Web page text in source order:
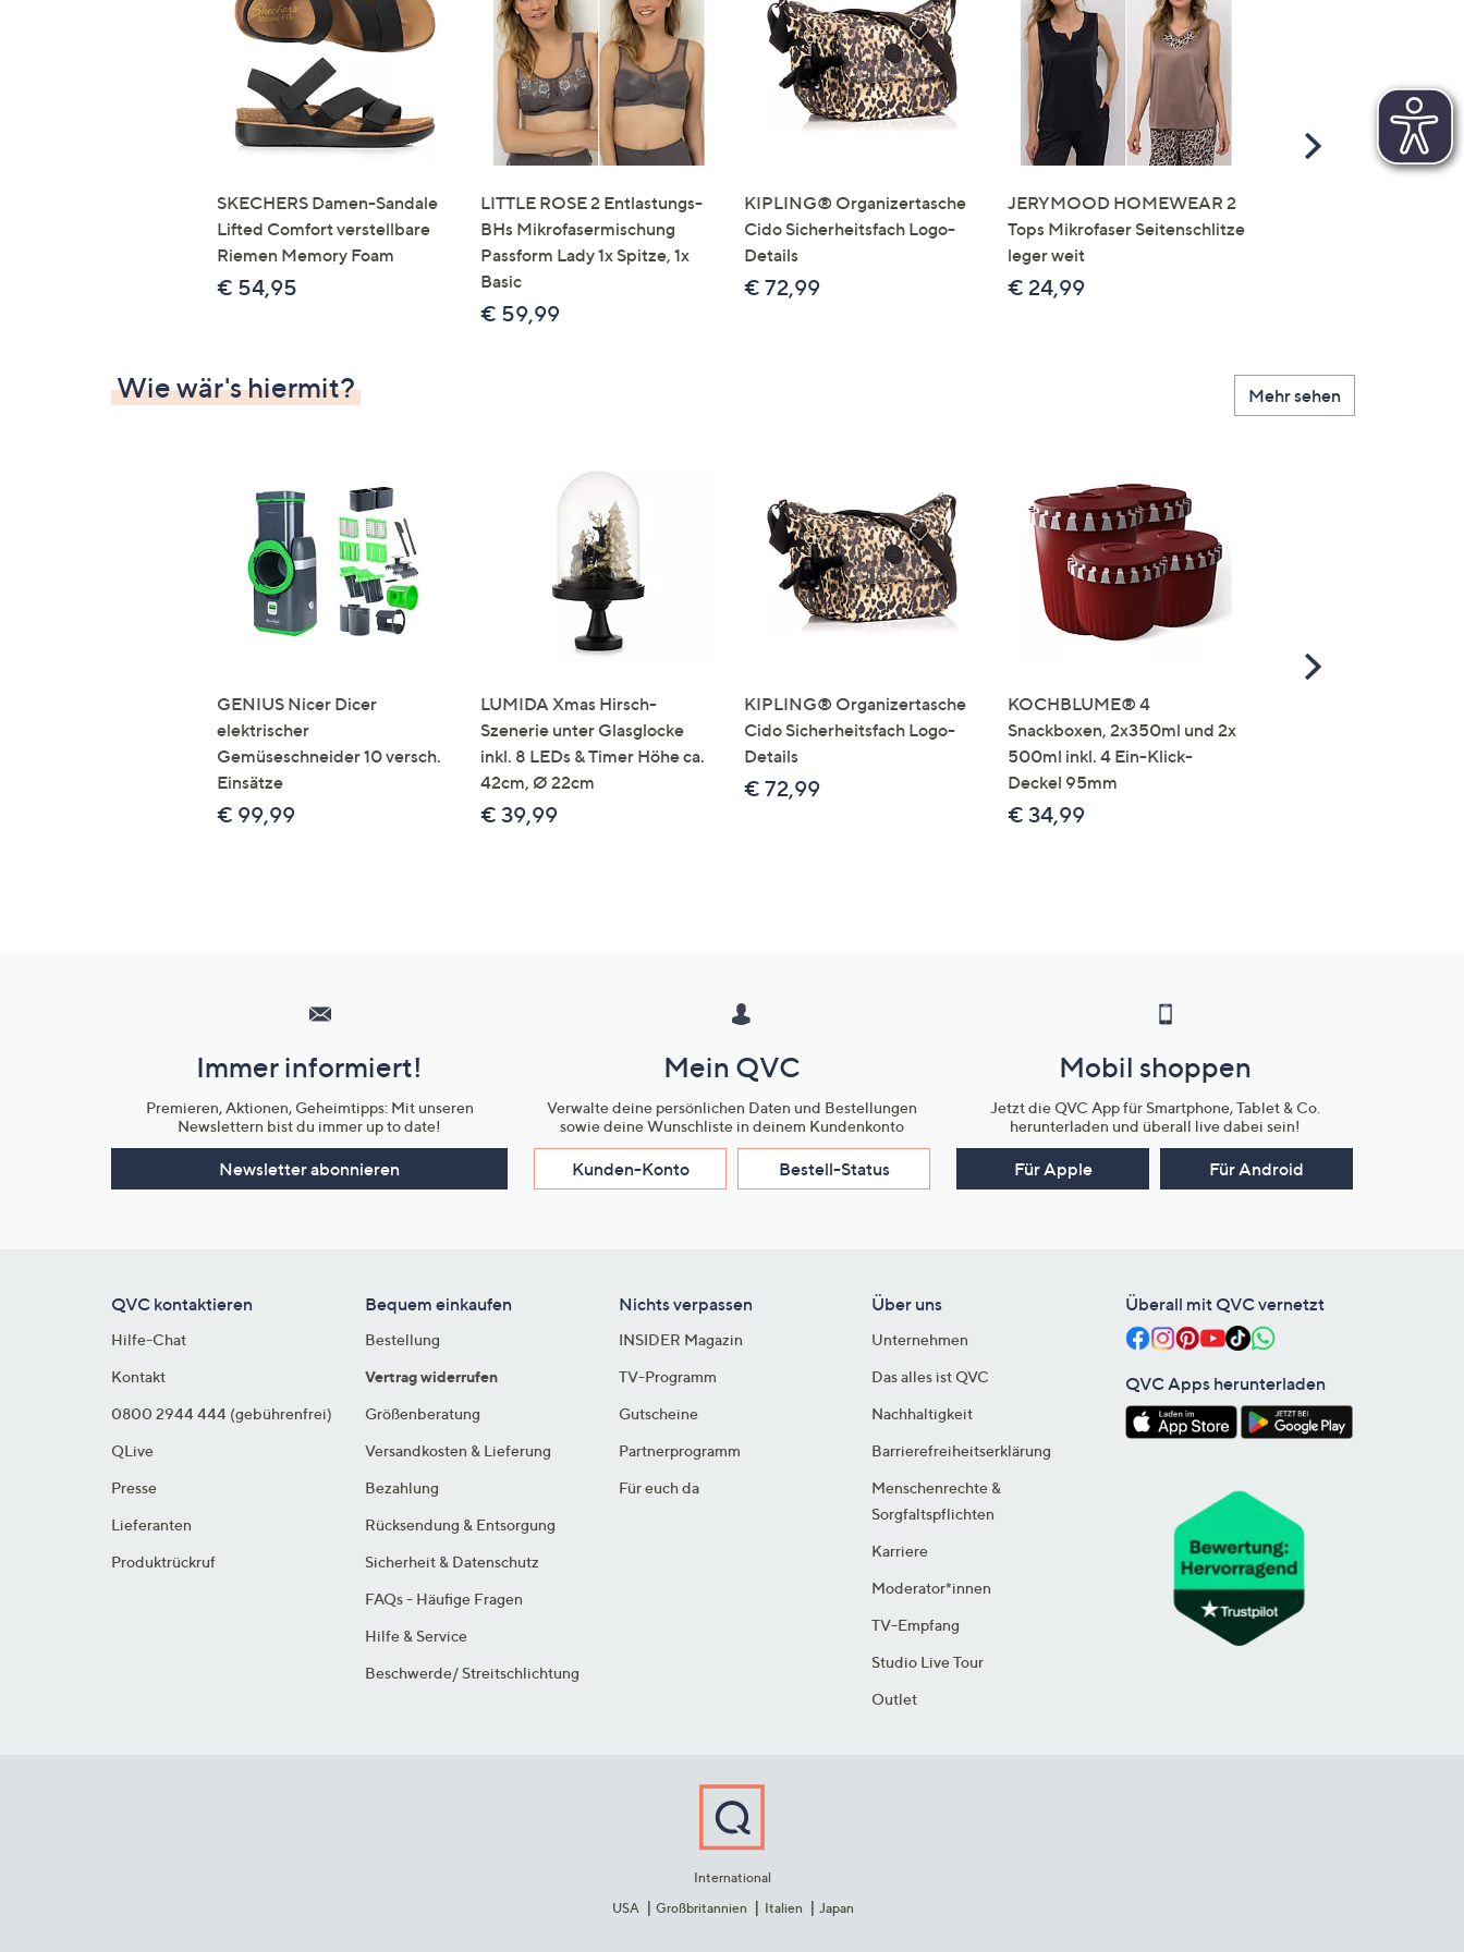
Touch-
Geräten
nach
links
bzw.
rechts,
um
diese
anzuzeigen.
SKECHERS Damen-Sandale
Lifted Comfort verstellbare
Riemen Memory Foam
€ 54,95
LITTLE ROSE 2 Entlastungs-
BHs Mikrofasermischung
Passform Lady 1x Spitze, 1x
Basic
€ 59,99
KIPLING® Organizertasche
Cido Sicherheitsfach Logo-
Details
€ 72,99
JERYMOOD HOMEWEAR 2
Tops Mikrofaser Seitenschlitze
leger weit
€ 24,99
Scroll
Wie wär's hiermit? Mehr sehen
GENIUS Nicer Dicer
elektrischer
Gemüseschneider 10 versch.
Einsätze
€ 99,99
LUMIDA Xmas Hirsch-
Szenerie unter Glasglocke
inkl. 8 LEDs & Timer Höhe ca.
42cm, Ø 22cm
€ 39,99
KIPLING® Organizertasche
Cido Sicherheitsfach Logo-
Details
€ 72,99
KOCHBLUME® 4
Snackboxen, 2x350ml und 2x
500ml inkl. 4 Ein-Klick-
Deckel 95mm
€ 34,99
Scroll
Unternehmensinformationen
Immer informiert!
Premieren, Aktionen, Geheimtipps: Mit unseren
Newslettern bist du immer up to date!
Newsletter abonnieren
Mein QVC
Verwalte deine persönlichen Daten und Bestellungen
sowie deine Wunschliste in deinem Kundenkonto
Kunden-Konto Bestell-Status
Mobil shoppen
Jetzt die QVC App für Smartphone, Tablet & Co.
herunterladen und überall live dabei sein!
Für Apple Für Android
QVC kontaktieren
Hilfe-Chat
Kontakt
0800 2944 444 (gebührenfrei)
QLive
Presse
Lieferanten
Produktrückruf
Bequem einkaufen
Bestellung
Vertrag widerrufen
Größenberatung
Versandkosten & Lieferung
Bezahlung
Rücksendung & Entsorgung
Sicherheit & Datenschutz
FAQs - Häufige Fragen
Hilfe & Service
Beschwerde/ Streitschlichtung
Nichts verpassen
INSIDER Magazin
TV-Programm
Gutscheine
Partnerprogramm
Für euch da
Über uns
Unternehmen
Das alles ist QVC
Nachhaltigkeit
Barrierefreiheitserklärung
Menschenrechte &
Sorgfaltspflichten
Karriere
Moderator*innen
TV-Empfang
Studio Live Tour
Outlet
Überall mit QVC vernetzt
QVC Apps herunterladen
International
USA
Großbritannien Italien Japan